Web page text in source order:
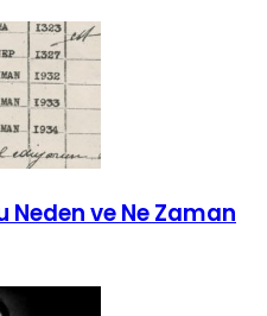
Neden ve Ne Zaman